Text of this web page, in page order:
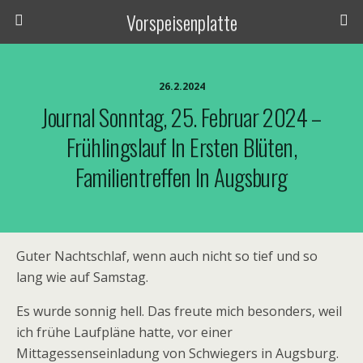
Vorspeisenplatte
26.2.2024
Journal Sonntag, 25. Februar 2024 –
Frühlingslauf In Ersten Blüten,
Familientreffen In Augsburg
Guter Nachtschlaf, wenn auch nicht so tief und so
lang wie auf Samstag.
Es wurde sonnig hell. Das freute mich besonders, weil
ich frühe Laufpläne hatte, vor einer
Mittagessenseinladung von Schwiegers in Augsburg.